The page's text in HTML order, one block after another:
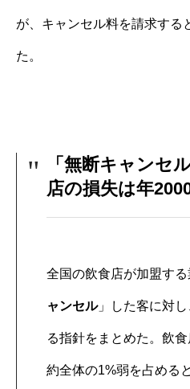
が、キャンセル料を請求する
た。
「無断キャンセ
店の損失は年
全国の飲食店が加盟する
ャンセル」した客に対
る指針をまとめた。飲
約全体の1%弱を占める